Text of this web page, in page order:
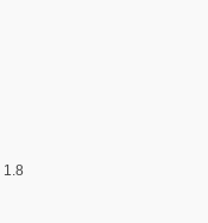
1.8